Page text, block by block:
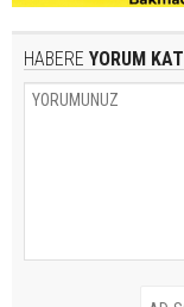
HABERE YORUM KAT